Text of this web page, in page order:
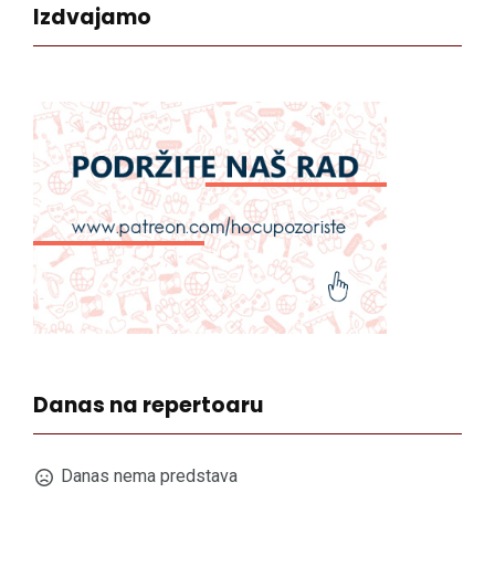
Izdvajamo
Danas na repertoaru
Danas nema predstava